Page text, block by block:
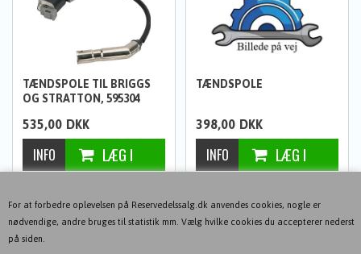
For at forbedre oplevelsen på Reservedelssalg.dk anvendes cookies, nogle er
nødvendige, andre bruges til statistik mm. Vælg hvilke cookies du accepterer nederst
på siden.
TÆNDSPOLE TIL BRIGGS
OG STRATTON, 595304
535,00 DKK
TÆNDSPOLE
398,00 DKK
1 2 NÆSTE-->